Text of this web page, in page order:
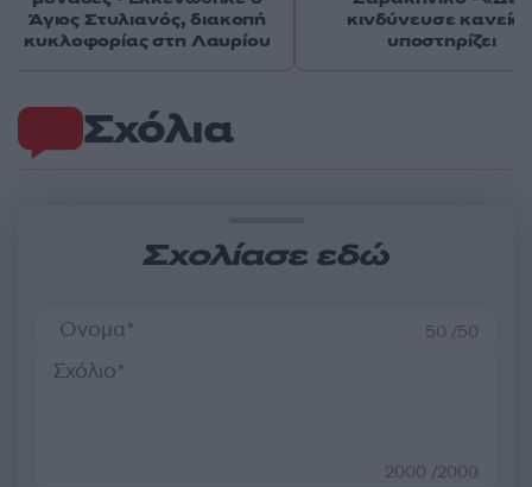
Σχόλια
Σχολίασε εδώ
50 /50
2000 /2000
Άγιος Στυλιανός, διακοπή
κυκλοφορίας στη Λαυρίου
κινδύνευσε
υποστηρίζει